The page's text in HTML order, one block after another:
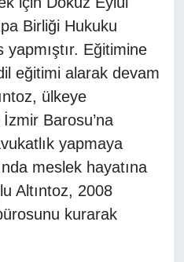
Birliği Hukuku
Eğitimine
eğitimi alarak devam
ülkeye
Barosu’na
yapmaya
meslek hayatına
Altıntoz, 2008
kurarak